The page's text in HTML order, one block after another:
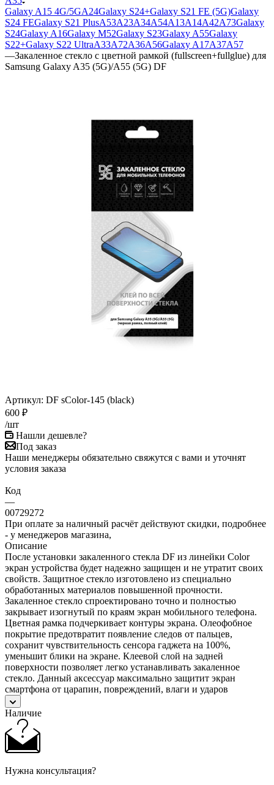
Galaxy A15 4G/5GA24Galaxy S24+Galaxy S21 FE (5G)Galaxy
S24 FEGalaxy S21 PlusA53A23A34A54A13A14A42A73Galaxy
S24Galaxy A16Galaxy M52Galaxy S23Galaxy A55Galaxy
S22+Galaxy S22 UltraA33A72A36A56Galaxy A17A37A57
—Закаленное стекло с цветной рамкой (fullscreen+fullglue) для
Samsung Galaxy A35 (5G)/A55 (5G) DF
Артикул: DF sColor-145 (black)
600 ₽
/шт
Нашли дешевле?
Под заказ
Наши менеджеры обязательно свяжутся с вами и уточнят
условия заказа
Код
—
00729272
При оплате за наличный расчёт действуют скидки, подробнее
- у менеджеров магазина,
Описание
После установки закаленного стекла DF из линейки Color
экран устройства будет надежно защищен и не утратит своих
свойств. Защитное стекло изготовлено из специально
обработанных материалов повышенной прочности.
Закаленное стекло спроектировано точно и полностью
закрывает изогнутый по краям экран мобильного телефона.
Цветная рамка подчеркивает контуры экрана. Олеофобное
покрытие предотвратит появление следов от пальцев,
сохранит чувствительность сенсора гаджета на 100%,
уменьшит блики на экране. Клеевой слой на задней
поверхности позволяет легко устанавливать закаленное
стекло. Данный аксессуар максимально защитит экран
смартфона от царапин, повреждений, влаги и ударов
Наличие
Нужна консультация?